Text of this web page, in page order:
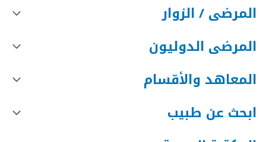
المرضى / الزوار
المرضى الدوليون
المعاهد والأقسام
ابحث عن طبيب